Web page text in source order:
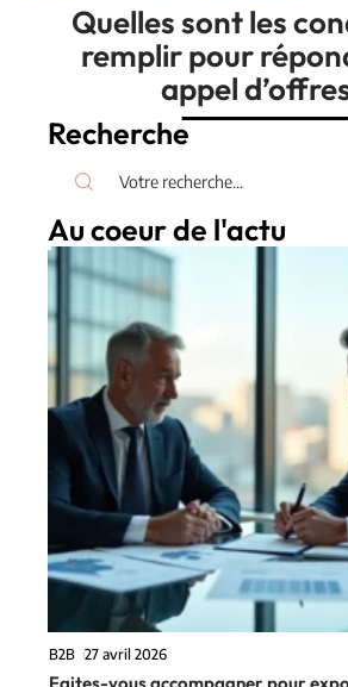
Quelles sont les
remplir pour
appel
Recherche
Au coeur de l'actu
B2B 27 avril 2026